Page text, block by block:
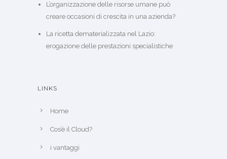
L’organizzazione delle risorse umane può
creare occasioni di crescita in una azienda?
La ricetta dematerializzata nel Lazio:
erogazione delle prestazioni specialistiche
LINKS
Home
Cos’è il Cloud?
i vantaggi